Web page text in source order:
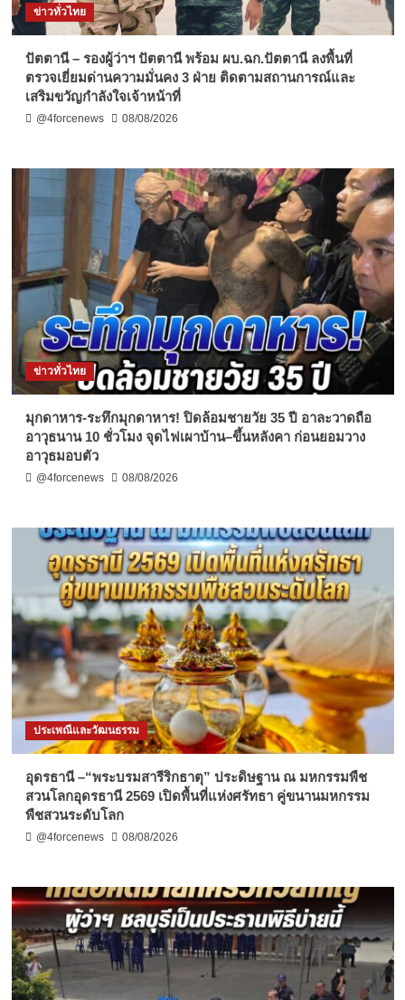
ข่าวทั่วไทย
ปัตตานี – รองผู้ว่าฯ ปัตตานี พร้อม ผบ.ฉก.ปัตตานี ลงพื้นที่
ตรวจเยี่ยมด่านความมั่นคง 3 ฝ่าย ติดตามสถานการณ์และ
เสริมขวัญกำลังใจเจ้าหน้าที่
@4forcenews 08/08/2026
ข่าวทั่วไทย
มุกดาหาร-ระทึกมุกดาหาร! ปิดล้อมชายวัย 35 ปี อาละวาดถือ
อาวุธนาน 10 ชั่วโมง จุดไฟเผาบ้าน–ขึ้นหลังคา ก่อนยอมวาง
อาวุธมอบตัว
@4forcenews 08/08/2026
ประเพณีและวัฒนธรรม
อุดรธานี –“พระบรมสารีริกธาตุ” ประดิษฐาน ณ มหกรรมพืช
สวนโลกอุดรธานี 2569 เปิดพื้นที่แห่งศรัทธา คู่ขนานมหกรรม
พืชสวนระดับโลก
@4forcenews 08/08/2026